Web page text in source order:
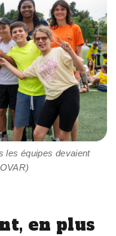
les équipes devaient
en plus